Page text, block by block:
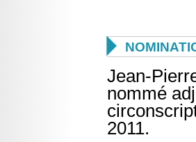

Jean-
nommé
2011.